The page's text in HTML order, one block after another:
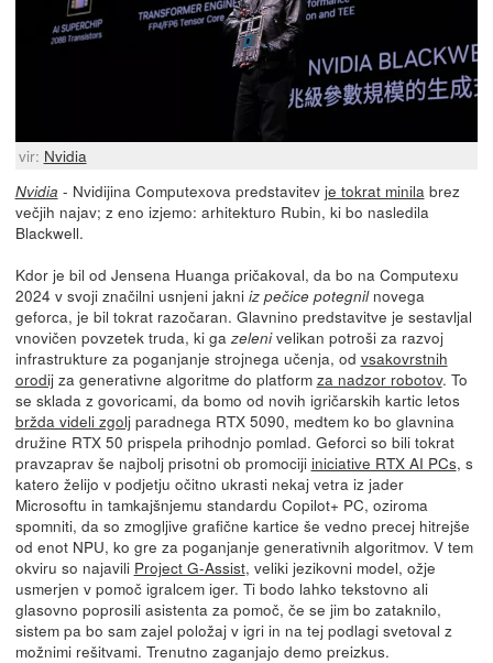
vir: Nvidia
Nvidia - Nvidijina Computexova predstavitev je tokrat minila brez
večjih najav; z eno izjemo: arhitekturo Rubin, ki bo nasledila
Blackwell.
Kdor je bil od Jensena Huanga pričakoval, da bo na Computexu
2024 v svoji značilni usnjeni jakni iz pečice potegnilnovega
geforca, je bil tokrat razočaran. Glavnino predstavitve je sestavljal
vnovičen povzetek truda, ki ga zelenivelikan potroši za razvoj
infrastrukture za poganjanje strojnega učenja, od vsakovrstnih
orodijza generativne algoritme do platform za nadzor robotov. To
se sklada z govoricami, da bomo od novih igričarskih kartic letos
bržda videli zgoljparadnega RTX 5090, medtem ko bo glavnina
družine RTX 50 prispela prihodnjo pomlad. Geforci so bili tokrat
pravzaprav še najbolj prisotni ob promociji iniciative RTX AI PCs, s
katero želijo v podjetju očitno ukrasti nekaj vetra iz jader
Microsoftu in tamkajšnjemu standardu Copilot+ PC, oziroma
spomniti, da so zmogljive grafične kartice še vedno precej hitrejše
od enot NPU, ko gre za poganjanje generativnih algoritmov. V tem
okviru so najavili Project G-Assist, veliki jezikovni model, ožje
usmerjen v pomoč igralcem iger. Ti bodo lahko tekstovno ali
glasovno poprosili asistenta za pomoč, če se jim bo zataknilo,
sistem pa bo sam zajel položaj v igri in na tej podlagi svetoval z
možnimi rešitvami. Trenutno zaganjajo demo preizkus.